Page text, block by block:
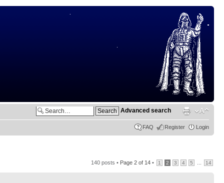
Advanced search
FAQ Register Login
140 posts • Page 2 of 14 • 1 2 3 4 5 14